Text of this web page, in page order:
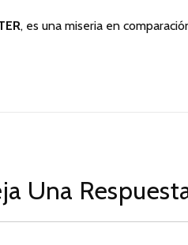
, es una miseria en
Una